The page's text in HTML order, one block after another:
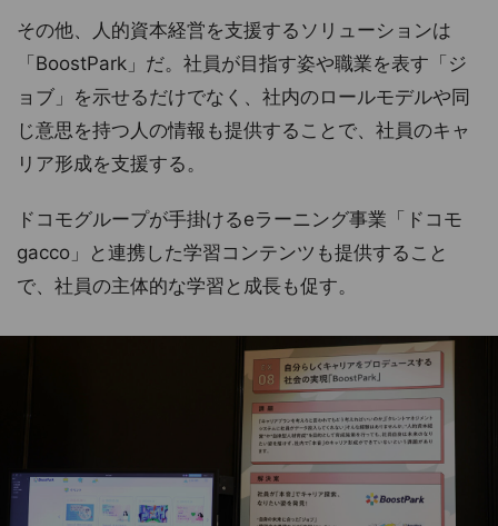
その他、人的資本経営を支援するソリューションは
「BoostPark」だ。社員が目指す姿や職業を表す「ジ
ョブ」を示せるだけでなく、社内のロールモデルや同
じ意思を持つ人の情報も提供することで、社員のキャ
リア形成を支援する。
ドコモグループが手掛けるeラーニング事業「ドコモ
gacco」と連携した学習コンテンツも提供すること
で、社員の主体的な学習と成長も促す。